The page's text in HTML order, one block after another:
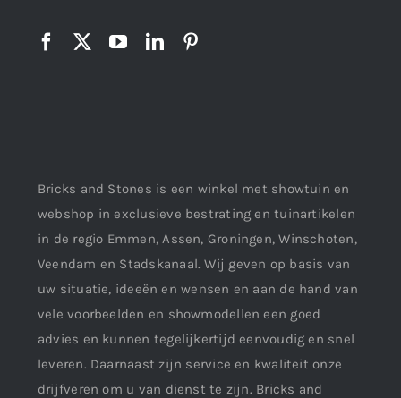
Bricks and Stones is een winkel met showtuin en
webshop in exclusieve bestrating en tuinartikelen
in de regio Emmen, Assen, Groningen, Winschoten,
Veendam en Stadskanaal. Wij geven op basis van
uw situatie, ideeën en wensen en aan de hand van
vele voorbeelden en showmodellen een goed
advies en kunnen tegelijkertijd eenvoudig en snel
leveren. Daarnaast zijn service en kwaliteit onze
drijfveren om u van dienst te zijn. Bricks and